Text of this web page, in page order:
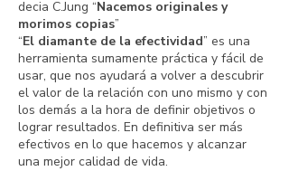
decia C.Jung “Nacemos originales y
morimos copias”
“El diamante de la efectividad” es una
herramienta sumamente práctica y fácil de
usar, que nos ayudará a volver a descubrir
el valor de la relación con uno mismo y con
los demás a la hora de definir objetivos o
lograr resultados. En definitiva ser más
efectivos en lo que hacemos y alcanzar
una mejor calidad de vida.